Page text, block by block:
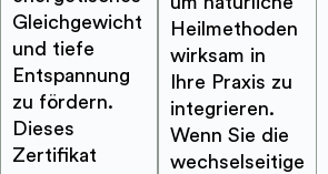
Gleichgewicht
und tiefe
Entspannung
zu fördern.
Dieses
Zertifikat
Heilmethoden
wirksam in
Ihre Praxis zu
integrieren.
Wenn Sie die
wechselseitige